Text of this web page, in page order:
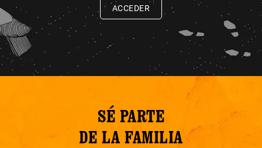
ACCEDER
SÉ PARTE
DE LA FAMILIA